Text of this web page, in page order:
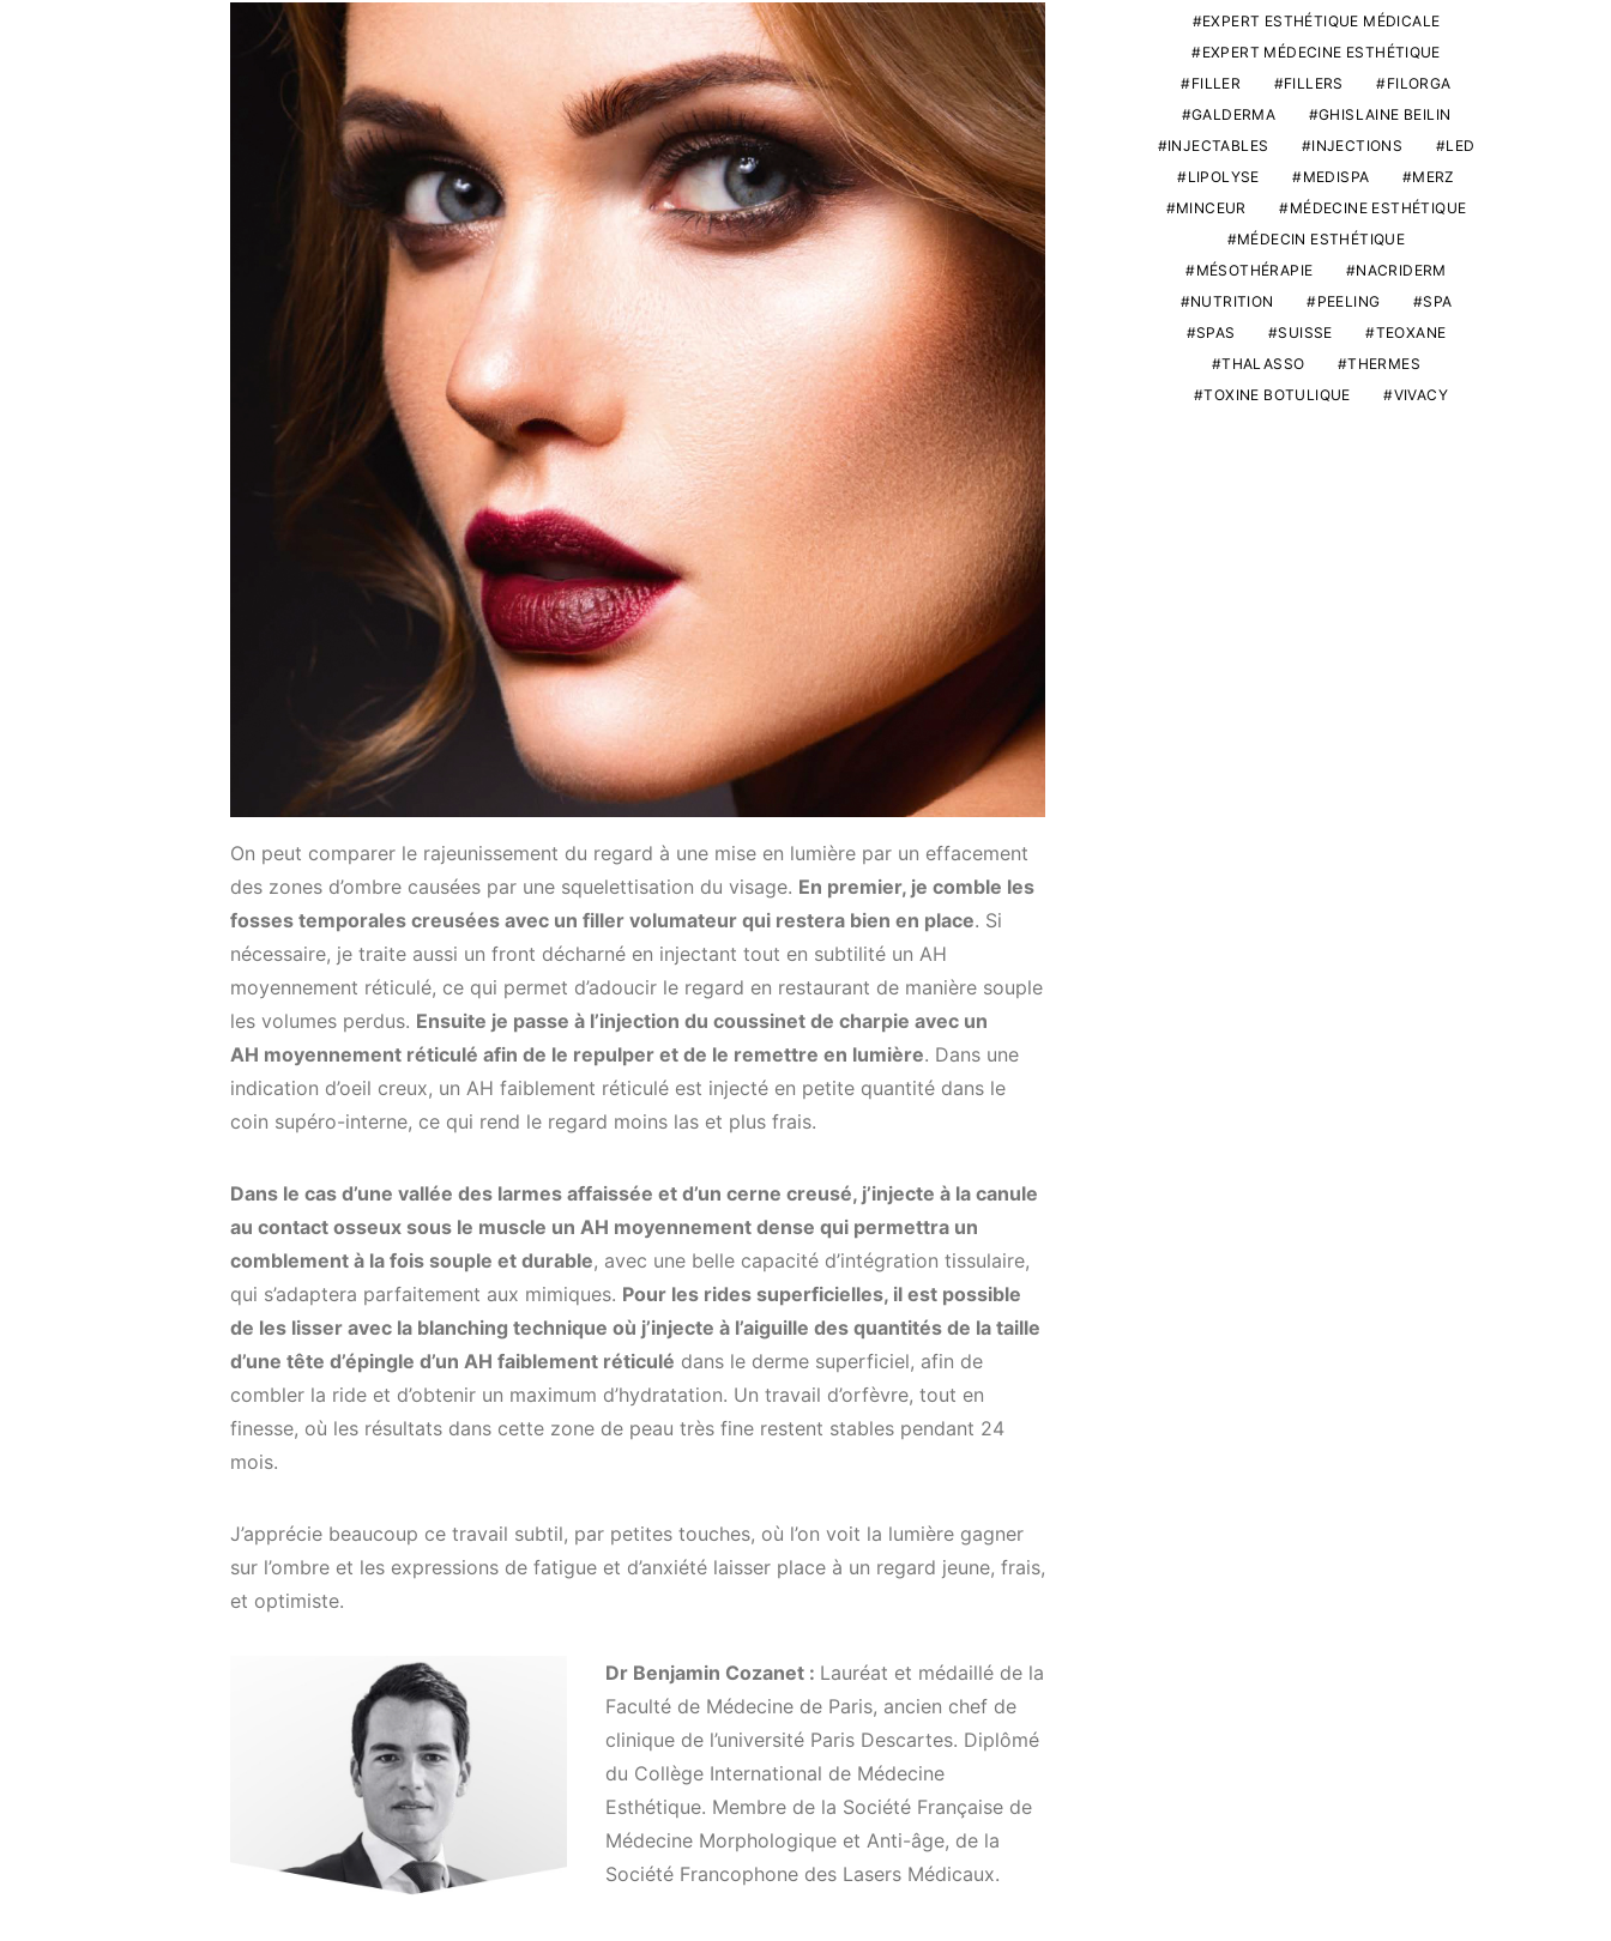
On peut comparer le rajeunissement du regard à une mise en lumière par un effacement
des zones d’ombre causées par une squelettisation du visage. En premier, je comble les
fosses temporales creusées avec un filler volumateur qui restera bien en place. Si
nécessaire, je traite aussi un front décharné en injectant tout en subtilité un AH
moyennement réticulé, ce qui permet d’adoucir le regard en restaurant de manière souple
les volumes perdus. Ensuite je passe à l’injection du coussinet de charpie avec un
AH moyennement réticulé afin de le repulper et de le remettre en lumière. Dans une
indication d’oeil creux, un AH faiblement réticulé est injecté en petite quantité dans le
coin supéro-interne, ce qui rend le regard moins las et plus frais.
Dans le cas d’une vallée des larmes affaissée et d’un cerne creusé, j’injecte à la canule
au contact osseux sous le muscle un AH moyennement dense qui permettra un
comblement à la fois souple et durable, avec une belle capacité d’intégration tissulaire,
qui s’adaptera parfaitement aux mimiques. Pour les rides superficielles, il est possible
de les lisser avec la blanching technique où j’injecte à l’aiguille des quantités de la taille
d’une tête d’épingle d’un AH faiblement réticulé dans le derme superficiel, afin de
combler la ride et d’obtenir un maximum d’hydratation. Un travail d’orfèvre, tout en
finesse, où les résultats dans cette zone de peau très fine restent stables pendant 24
mois.
J’apprécie beaucoup ce travail subtil, par petites touches, où l’on voit la lumière gagner
sur l’ombre et les expressions de fatigue et d’anxiété laisser place à un regard jeune, frais,
et optimiste.
Dr Benjamin Cozanet : Lauréat et médaillé de la
Faculté de Médecine de Paris, ancien chef de
clinique de l’université Paris Descartes. Diplômé
du Collège International de Médecine
Esthétique. Membre de la Société Française de
Médecine Morphologique et Anti-âge, de la
Société Francophone des Lasers Médicaux.
EXPERT ESTHÉTIQUE MÉDICALE
EXPERT MÉDECINE ESTHÉTIQUE
FILLER
FILLERS
FILORGA
GALDERMA
GHISLAINE BEILIN
INJECTABLES
INJECTIONS
LED
LIPOLYSE
MEDISPA
MERZ
MINCEUR
MÉDECINE ESTHÉTIQUE
MÉDECIN ESTHÉTIQUE
MÉSOTHÉRAPIE
NACRIDERM
NUTRITION
PEELING
SPA
SPAS
SUISSE
TEOXANE
THALASSO
THERMES
TOXINE BOTULIQUE
VIVACY